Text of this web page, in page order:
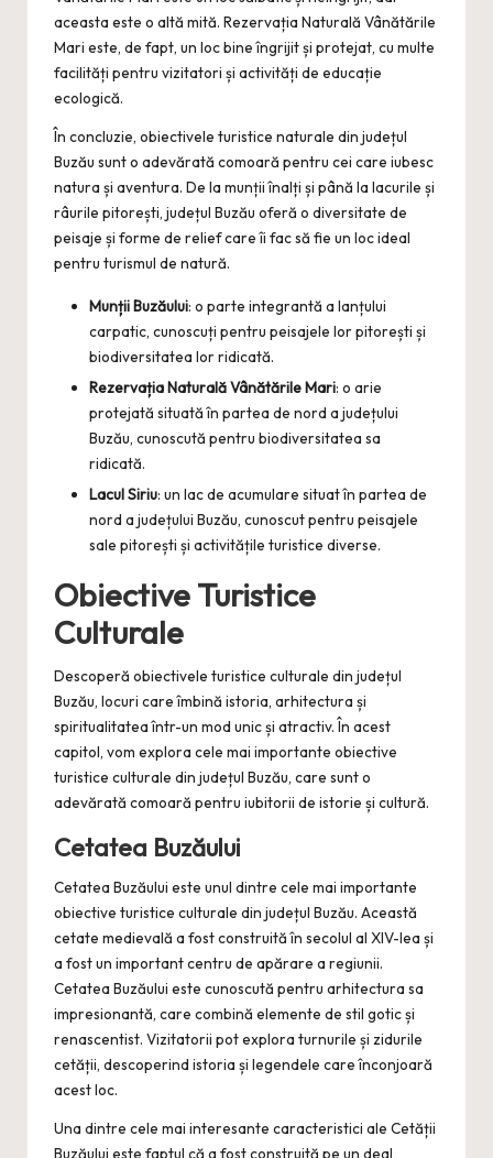
aceasta este o altă mită. Rezervația Naturală Vânătările
Mari este, de fapt, un loc bine îngrijit și protejat, cu multe
facilități pentru vizitatori și activități de educație
ecologică.
În concluzie, obiectivele turistice naturale din județul
Buzău sunt o adevărată comoară pentru cei care iubesc
natura și aventura. De la munții înalți și până la lacurile și
râurile pitorești, județul Buzău oferă o diversitate de
peisaje și forme de relief care îi fac să fie un loc ideal
pentru turismul de natură.
Munții Buzăului: o parte integrantă a lanțului
carpatic, cunoscuți pentru peisajele lor pitorești și
biodiversitatea lor ridicată.
Rezervația Naturală Vânătările Mari: o arie
protejată situată în partea de nord a județului
Buzău, cunoscută pentru biodiversitatea sa
ridicată.
Lacul Siriu: un lac de acumulare situat în partea de
nord a județului Buzău, cunoscut pentru peisajele
sale pitorești și activitățile turistice diverse.
Obiective Turistice
Culturale
Descoperă obiectivele turistice culturale din județul
Buzău, locuri care îmbină istoria, arhitectura și
spiritualitatea într-un mod unic și atractiv. În acest
capitol, vom explora cele mai importante obiective
turistice culturale din județul Buzău, care sunt o
adevărată comoară pentru iubitorii de istorie și cultură.
Cetatea Buzăului
Cetatea Buzăului este unul dintre cele mai importante
obiective turistice culturale din județul Buzău. Această
cetate medievală a fost construită în secolul al XIV-lea și
a fost un important centru de apărare a regiunii.
Cetatea Buzăului este cunoscută pentru arhitectura sa
impresionantă, care combină elemente de stil gotic și
renascentist. Vizitatorii pot explora turnurile și zidurile
cetății, descoperind istoria și legendele care înconjoară
acest loc.
Una dintre cele mai interesante caracteristici ale Cetății
Buzăului este faptul că a fost construită pe un deal,